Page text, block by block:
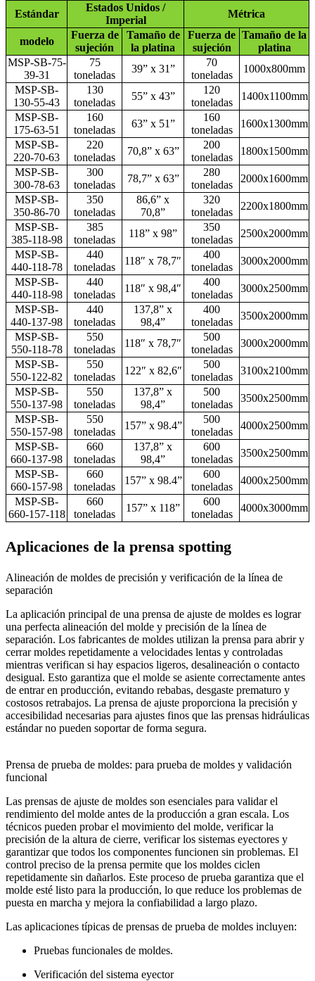
Estándar
Estados Unidos /
Imperial
Métrica
modelo
Fuerza de
sujeción
Tamaño de
la platina
Fuerza de
sujeción
Tamaño de la
platina
MSP-SB-75-
39-31
75
toneladas
39” x 31”
70
toneladas
1000x800mm
MSP-SB-
130-55-43
130
toneladas
55” x 43”
120
toneladas
1400x1100mm
MSP-SB-
175-63-51
160
toneladas
63” x 51”
160
toneladas
1600x1300mm
MSP-SB-
220-70-63
220
toneladas
70,8” x 63”
200
toneladas
1800x1500mm
MSP-SB-
300-78-63
300
toneladas
78,7” x 63”
280
toneladas
2000x1600mm
MSP-SB-
350-86-70
350
toneladas
86,6” x
70,8”
320
toneladas
2200x1800mm
MSP-SB-
385-118-98
385
toneladas
118” x 98”
350
toneladas
2500x2000mm
MSP-SB-
440-118-78
440
toneladas
118″ x 78,7″
400
toneladas
3000x2000mm
MSP-SB-
440-118-98
440
toneladas
118″ x 98,4″
400
toneladas
3000x2500mm
MSP-SB-
440-137-98
440
toneladas
137,8” x
98,4”
400
toneladas
3500x2000mm
MSP-SB-
550-118-78
550
toneladas
118″ x 78,7″
500
toneladas
3000x2000mm
MSP-SB-
550-122-82
550
toneladas
122″ x 82,6″
500
toneladas
3100x2100mm
MSP-SB-
550-137-98
550
toneladas
137,8” x
98,4”
500
toneladas
3500x2500mm
MSP-SB-
550-157-98
550
toneladas
157” x 98.4”
500
toneladas
4000x2500mm
MSP-SB-
660-137-98
660
toneladas
137,8” x
98,4”
600
toneladas
3500x2500mm
MSP-SB-
660-157-98
660
toneladas
157” x 98.4”
600
toneladas
4000x2500mm
MSP-SB-
660-157-118
660
toneladas
157” x 118”
600
toneladas
4000x3000mm
Aplicaciones de la prensa spotting
Alineación de moldes de precisión y verificación de la línea de
separación
La aplicación principal de una prensa de ajuste de moldes es lograr
una perfecta alineación del molde y precisión de la línea de
separación. Los fabricantes de moldes utilizan la prensa para abrir y
cerrar moldes repetidamente a velocidades lentas y controladas
mientras verifican si hay espacios ligeros, desalineación o contacto
desigual. Esto garantiza que el molde se asiente correctamente antes
de entrar en producción, evitando rebabas, desgaste prematuro y
costosos retrabajos. La prensa de ajuste proporciona la precisión y
accesibilidad necesarias para ajustes finos que las prensas hidráulicas
estándar no pueden soportar de forma segura.
Prensa de prueba de moldes: para prueba de moldes y validación
funcional
Las prensas de ajuste de moldes son esenciales para validar el
rendimiento del molde antes de la producción a gran escala. Los
técnicos pueden probar el movimiento del molde, verificar la
precisión de la altura de cierre, verificar los sistemas eyectores y
garantizar que todos los componentes funcionen sin problemas. El
control preciso de la prensa permite que los moldes ciclen
repetidamente sin dañarlos. Este proceso de prueba garantiza que el
molde esté listo para la producción, lo que reduce los problemas de
puesta en marcha y mejora la confiabilidad a largo plazo.
Las aplicaciones típicas de prensas de prueba de moldes incluyen:
Pruebas funcionales de moldes.
Verificación del sistema eyector